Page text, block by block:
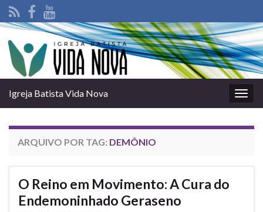
Igreja Batista Vida Nova
ARQUIVO POR TAG: DEMÔNIO
O Reino em Movimento: A Cura do
Endemoninhado Geraseno